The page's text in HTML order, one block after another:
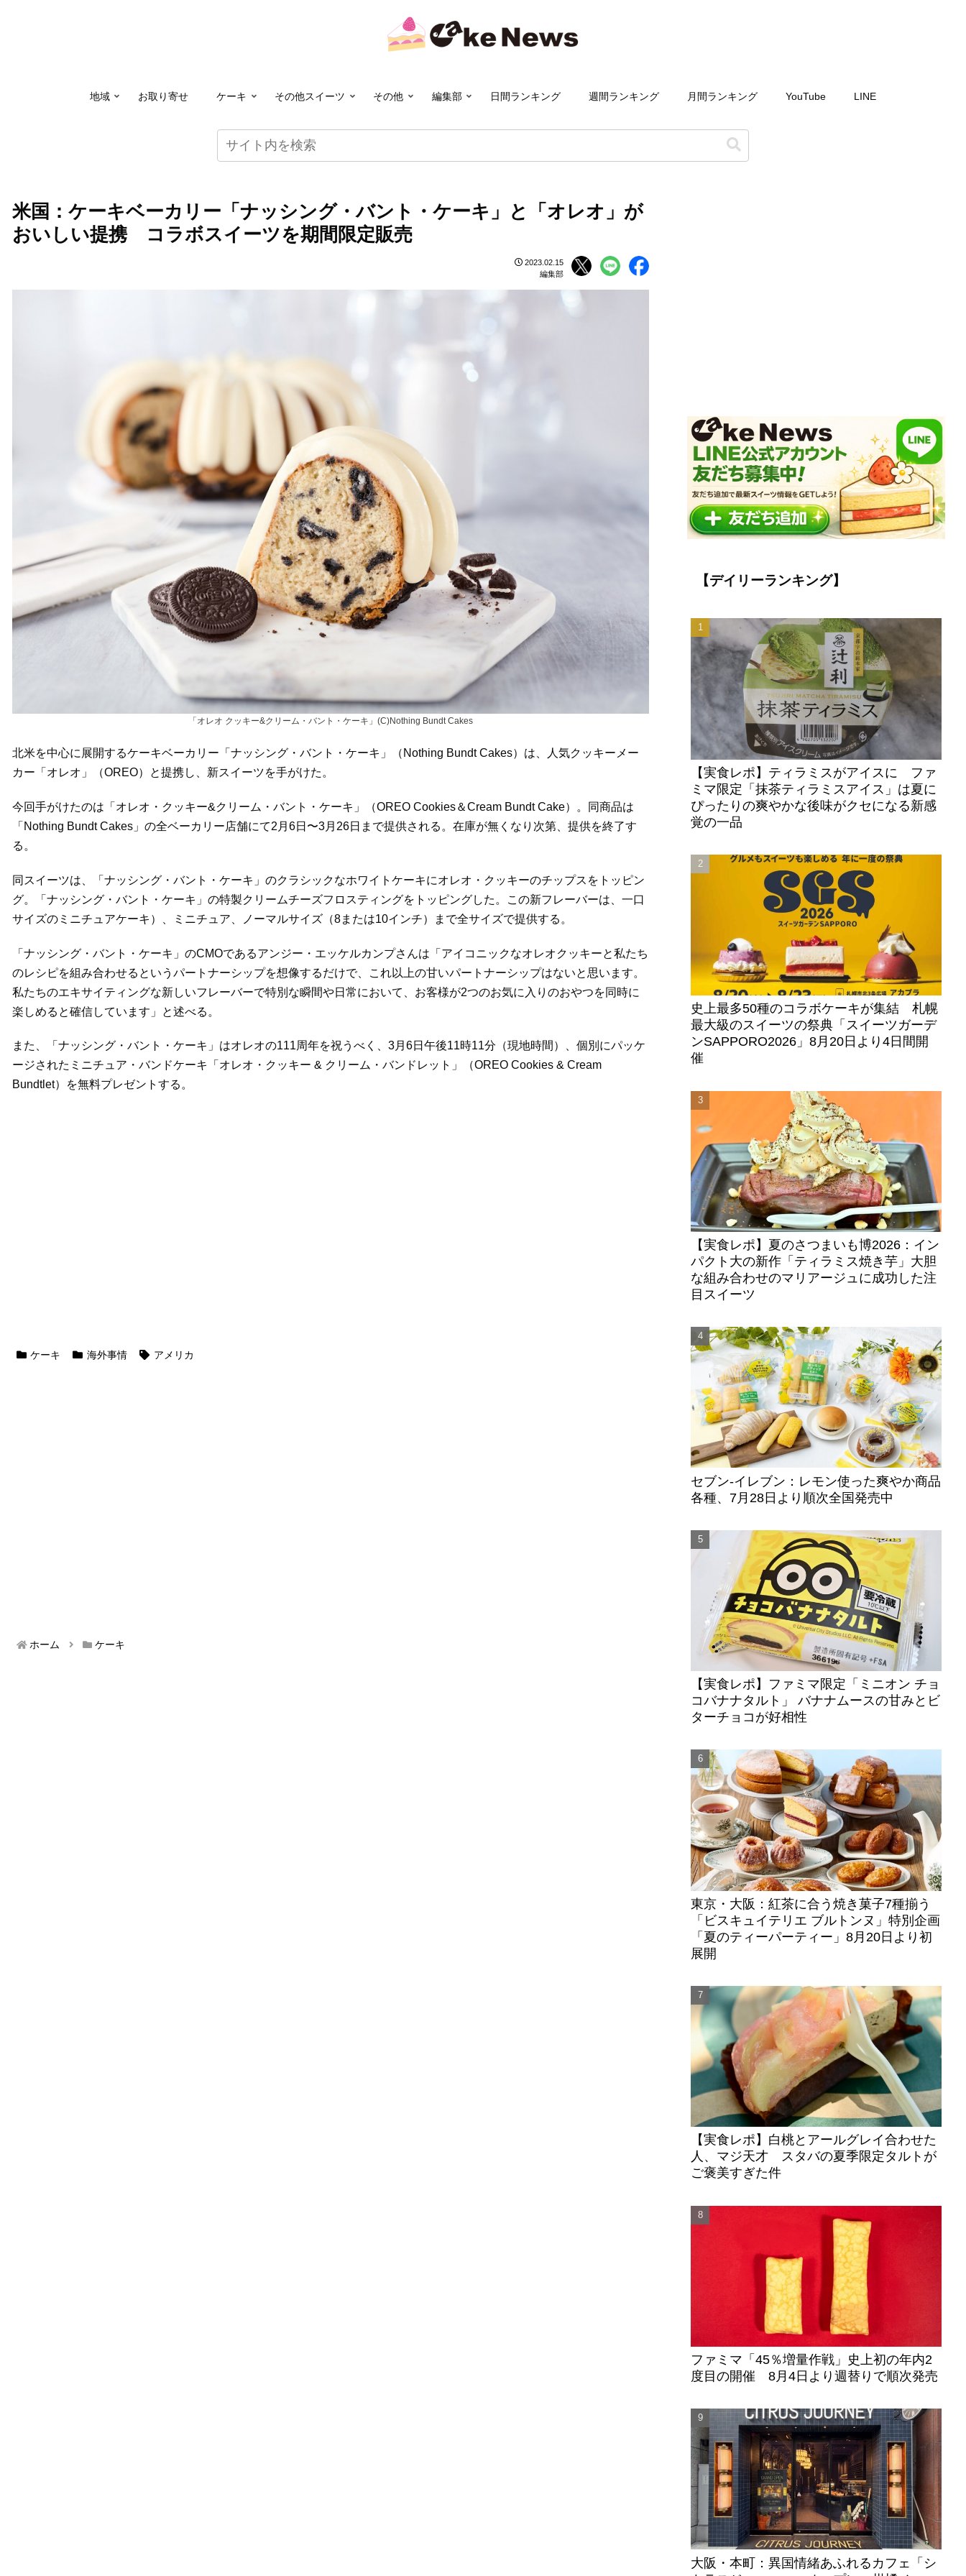
地域 お取り寄せ ケーキ その他スイーツ その他 編集部 日間ランキング 週間ランキング 月間ランキング YouTube LINE
米国：ケーキベーカリー「ナッシング・バント・ケーキ」と「オレオ」が
おいしい提携 コラボスイーツを期間限定販売
2023.02.15
編集部
「オレオ クッキー&クリーム・バント・ケーキ」(C)Nothing Bundt Cakes
北米を中心に展開するケーキベーカリー「ナッシング・バント・ケーキ」（Nothing Bundt Cakes）は、人気クッキーメー
カー「オレオ」（OREO）と提携し、新スイーツを手がけた。
今回手がけたのは「オレオ・クッキー&クリーム・バント・ケーキ」（OREO Cookies＆Cream Bundt Cake）。同商品は
「Nothing Bundt Cakes」の全ベーカリー店舗にて2月6日〜3月26日まで提供される。在庫が無くなり次第、提供を終了す
る。
同スイーツは、「ナッシング・バント・ケーキ」のクラシックなホワイトケーキにオレオ・クッキーのチップスをトッピン
グ。「ナッシング・バント・ケーキ」の特製クリームチーズフロスティングをトッピングした。この新フレーバーは、一口
サイズのミニチュアケーキ）、ミニチュア、ノーマルサイズ（8または10インチ）まで全サイズで提供する。
「ナッシング・バント・ケーキ」のCMOであるアンジー・エッケルカンプさんは「アイコニックなオレオクッキーと私たち
のレシピを組み合わせるというパートナーシップを想像するだけで、これ以上の甘いパートナーシップはないと思います。
私たちのエキサイティングな新しいフレーバーで特別な瞬間や日常において、お客様が2つのお気に入りのおやつを同時に
楽しめると確信しています」と述べる。
また、「ナッシング・バント・ケーキ」はオレオの111周年を祝うべく、3月6日午後11時11分（現地時間）、個別にパッケ
ージされたミニチュア・バンドケーキ「オレオ・クッキー & クリーム・バンドレット」（OREO Cookies & Cream
Bundtlet）を無料プレゼントする。
ケーキ 海外事情 アメリカ
ホーム ケーキ
【デイリーランキング】
【実食レポ】ティラミスがアイスに ファ
ミマ限定「抹茶ティラミスアイス」は夏に
ぴったりの爽やかな後味がクセになる新感
覚の一品
史上最多50種のコラボケーキが集結 札幌
最大級のスイーツの祭典「スイーツガーデ
ンSAPPORO2026」8月20日より4日間開
催
【実食レポ】夏のさつまいも博2026：イン
パクト大の新作「ティラミス焼き芋」大胆
な組み合わせのマリアージュに成功した注
目スイーツ
セブン‐イレブン：レモン使った爽やか商品
各種、7月28日より順次全国発売中
【実食レポ】ファミマ限定「ミニオン チョ
コバナナタルト」 バナナムースの甘みとビ
ターチョコが好相性
東京・大阪：紅茶に合う焼き菓子7種揃う
「ビスキュイテリエ ブルトンヌ」特別企画
「夏のティーパーティー」8月20日より初
展開
【実食レポ】白桃とアールグレイ合わせた
人、マジ天才 スタバの夏季限定タルトが
ご褒美すぎた件
ファミマ「45％増量作戦」史上初の年内2
度目の開催 8月4日より週替りで順次発売
大阪・本町：異国情緒あふれるカフェ「シ